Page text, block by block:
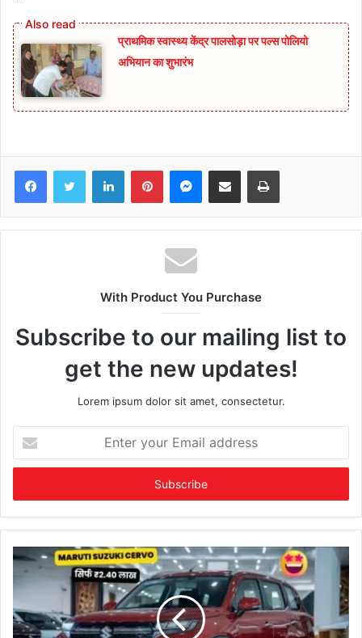
प्राथमिक स्वास्थ्य केंद्र पालसोड़ा पर पल्स पोलियो
अभियान का शुभारंभ
FacebookTwitter LinkedInPinterestMessenger
Share via Email Print
With Product You Purchase
Subscribe to our mailing list to
get the new updates!
Lorem ipsum dolor sit amet, consectetur.
your
Email